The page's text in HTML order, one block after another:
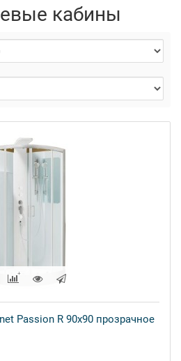
кабины
Passion R 90x90 прозрачное